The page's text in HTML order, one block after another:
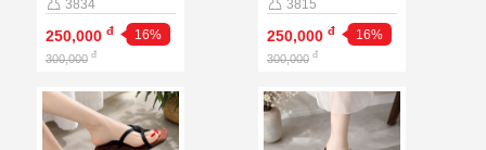
300,000 đ 300,000 đ